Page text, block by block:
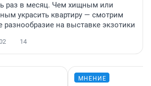
раз в месяц. Чем хищным или
украсить квартиру — смотрим
разнообразие на выставке экзотики
14
МНЕНИЕ